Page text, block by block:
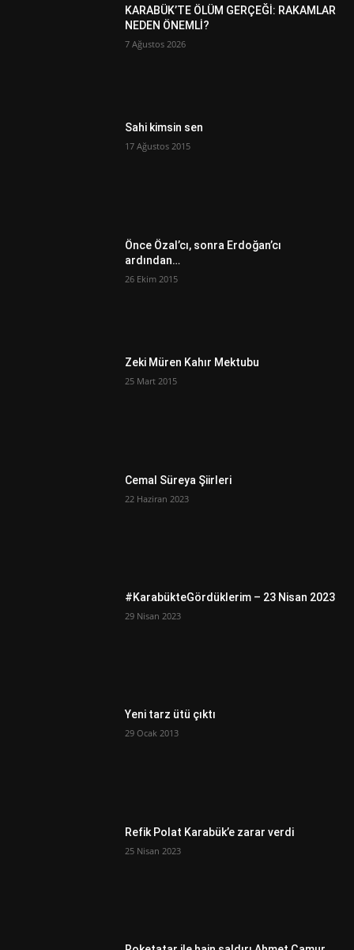
KARABÜK’TE ÖLÜM GERÇEĞİ: RAKAMLAR
NEDEN ÖNEMLİ?
7 Ağustos 2026
Sahi kimsin sen
17 Ağustos 2015
Önce Özal’cı, sonra Erdoğan’cı
ardından…
26 Ekim 2015
Zeki Müren Kahır Mektubu
25 Mart 2015
Cemal Süreya Şiirleri
22 Haziran 2023
#KarabükteGördüklerim – 23 Nisan 2023
29 Nisan 2023
Yeni tarz ütü çıktı
29 Ocak 2013
Refik Polat Karabük’e zarar verdi
25 Nisan 2023